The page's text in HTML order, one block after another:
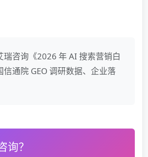
瑞咨询《2026 年 AI 搜索营销白
信通院 GEO 调研数据、企业落
询？